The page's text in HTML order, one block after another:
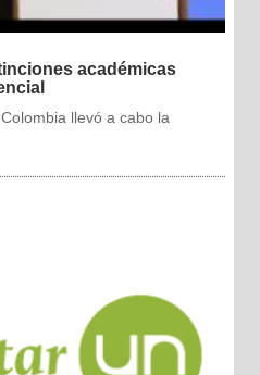
académicas
llevó a cabo la